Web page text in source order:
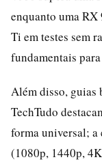
enquanto uma
Ti em testes sem
fundamentais
Além disso, guias
TechTudo
forma universal; a
(1080p, 1440p,